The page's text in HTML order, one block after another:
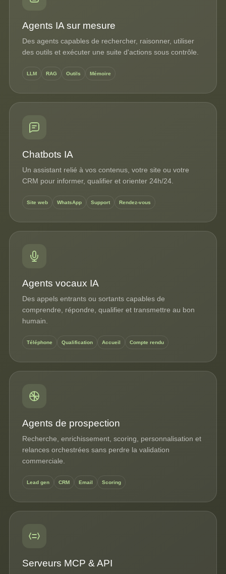
Agents IA sur mesure
Des agents capables de rechercher, raisonner, utiliser
des outils et exécuter une suite d'actions sous contrôle.
LLM RAG Outils Mémoire
Chatbots IA
Un assistant relié à vos contenus, votre site ou votre
CRM pour informer, qualifier et orienter 24h/24.
Site web WhatsApp Support Rendez-vous
Agents vocaux IA
Des appels entrants ou sortants capables de
comprendre, répondre, qualifier et transmettre au bon
humain.
Téléphone Qualification Accueil Compte rendu
Agents de prospection
Recherche, enrichissement, scoring, personnalisation et
relances orchestrées sans perdre la validation
commerciale.
Lead gen CRM Email Scoring
Serveurs MCP & API